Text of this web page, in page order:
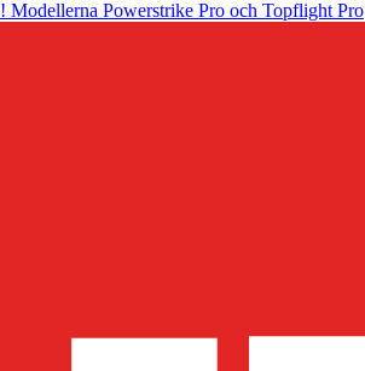
! Modellerna Powerstrike Pro och Topflight Pro